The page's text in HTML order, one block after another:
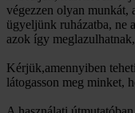
végezzen olyan munkát,
ügyeljünk ruházatba, ne
azok így
Kérjük,amennyiben
látogasson meg minket,